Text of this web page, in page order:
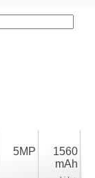
5MP
1560
mAh